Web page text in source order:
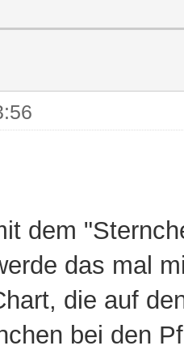
dem
das mal
die auf
bei den